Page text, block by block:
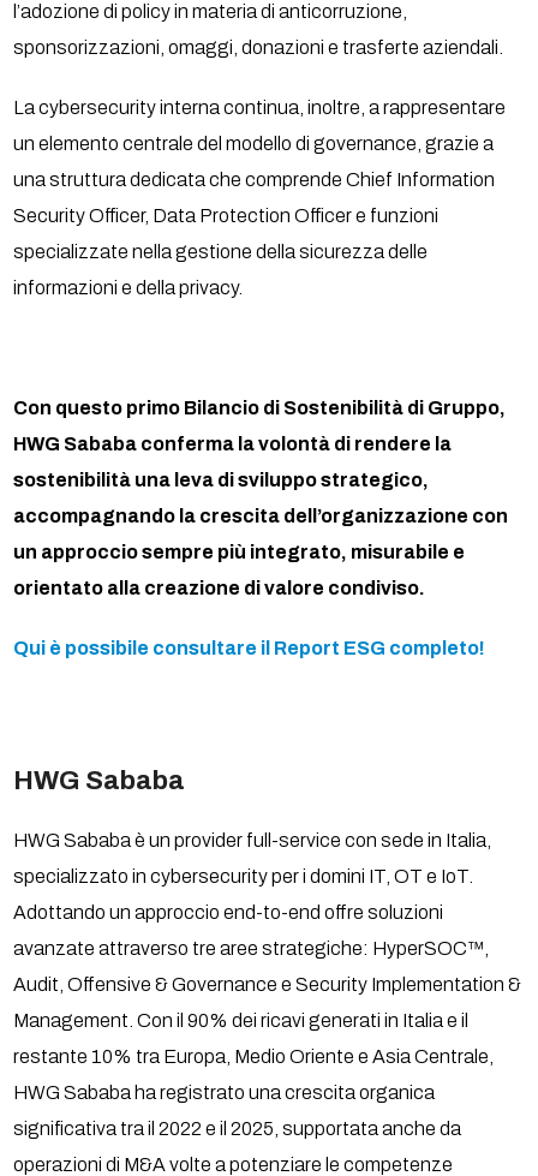
l’adozione di policy in materia di anticorruzione,
sponsorizzazioni, omaggi, donazioni e trasferte aziendali.
La cybersecurity interna continua, inoltre, a rappresentare
un elemento centrale del modello di governance, grazie a
una struttura dedicata che comprende Chief Information
Security Officer, Data Protection Officer e funzioni
specializzate nella gestione della sicurezza delle
informazioni e della privacy.
Con questo primo Bilancio di Sostenibilità di Gruppo,
HWG Sababa conferma la volontà di rendere la
sostenibilità una leva di sviluppo strategico,
accompagnando la crescita dell’organizzazione con
un approccio sempre più integrato, misurabile e
orientato alla creazione di valore condiviso.
Qui è possibile consultare il Report ESG completo!
HWG Sababa
HWG Sababa è un provider full-service con sede in Italia,
specializzato in cybersecurity per i domini IT, OT e IoT.
Adottando un approccio end-to-end offre soluzioni
avanzate attraverso tre aree strategiche: HyperSOC™,
Audit, Offensive & Governance e Security Implementation &
Management. Con il 90% dei ricavi generati in Italia e il
restante 10% tra Europa, Medio Oriente e Asia Centrale,
HWG Sababa ha registrato una crescita organica
significativa tra il 2022 e il 2025, supportata anche da
operazioni di M&A volte a potenziare le competenze